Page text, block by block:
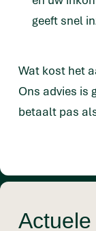
geeft snel
Wat kost het
Ons advies is
betaalt pas